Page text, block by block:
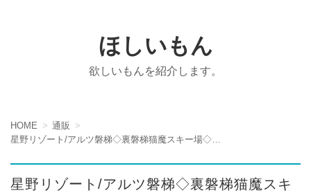
ほしいもん
欲しいもんを紹介します。
HOME
通販
星野リゾート/アルツ磐梯◇裏磐梯猫魔スキ